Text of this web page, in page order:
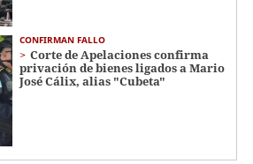
CONFIRMAN FALLO
Corte de Apelaciones confirma
privación de bienes ligados a Mario
José Cálix, alias "Cubeta"